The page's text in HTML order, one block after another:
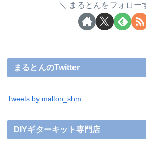
まるとんをフォロー
まるとんのTwitter
Tweets by malton_shm
DIYギターキット専門店